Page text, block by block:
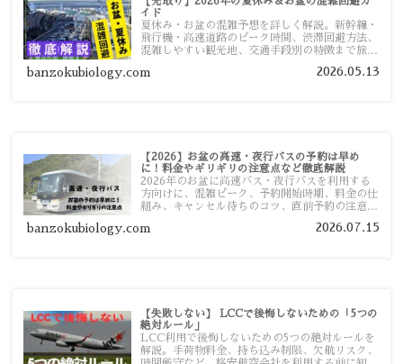
イド
夏休み・お盆の混雑予想を詳しく解説。新幹線・
飛行機・高速道路のピーク時間、渋滞回避方法、
混雑しやすい観光地、交通手段別の特徴まで旅行
banzokubiology.com 2026.05.13
【2026】お盆の高速・夜行バスの予約は早め
に！料金やギリギリの注意点など徹底解説
2026年のお盆に高速バス・夜行バスを利用する
方向けに、混雑ピーク、予約開始時期、料金の仕
組み、キャンセル待ちのコツ、直前予約の注意点
banzokubiology.com 2026.07.15
【失敗しない】 LCCで後悔しないための「5つの
絶対ルール」
LCC利用で後悔しないための5つの絶対ルールを
解説。手荷物料金、持ち込み制限、欠航リスク、